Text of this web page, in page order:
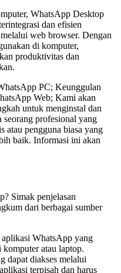
WhatsApp Desktop
dan efisien
web browser. Dengan
di komputer,
produktivitas dan
PC; Keunggulan
Web; Kami akan
untuk menginstal dan
profesional yang
atau pengguna biasa yang
baik. Informasi ini akan
Simak penjelasan
dari berbagai sumber
WhatsApp yang
atau laptop.
dapat diakses melalui
terpisah dan harus